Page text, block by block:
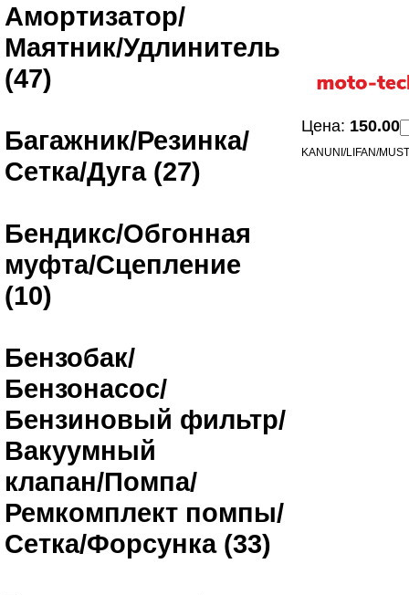
Амортизатор/
Маятник/Удлинитель
(47)
Багажник/Резинка/
Сетка/Дуга (27)
Бендикс/Обгонная
муфта/Сцепление
(10)
Бензобак/
Бензонасос/
Бензиновый фильтр/
Вакуумный
клапан/Помпа/
Ремкомплект помпы/
Сетка/Форсунка (33)
Цена: 150.00
KANUNI/LIFAN/